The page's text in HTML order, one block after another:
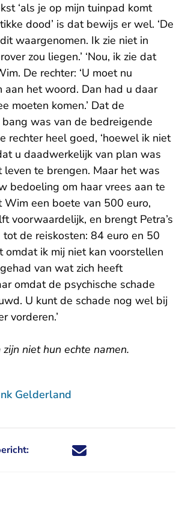
‘als je op mijn tuinpad komt
dood’ is dat bewijs er wel. ‘De
waargenomen. Ik zie niet in
zou liegen.’ ‘Nou, ik zie dat
De rechter: ‘U moet nu
aan het woord. Dan had u daar
moeten komen.’ Dat de
was van de bedreigende
rechter heel goed, ‘hoewel ik niet
u daadwerkelijk van plan was
leven te brengen. Maar het was
bedoeling om haar vrees aan te
Wim een boete van 500 euro,
voorwaardelijk, en brengt Petra’s
de reiskosten: 84 euro en 50
omdat ik mij niet kan voorstellen
van wat zich heeft
omdat de psychische schade
U kunt de schade nog wel bij
vorderen.’
niet hun echte namen.
Gelderland
Deel dit nieuwsbericht via X -
Deel dit nieuwsbericht via
Deel dit nieuwsbericht
Deel dit